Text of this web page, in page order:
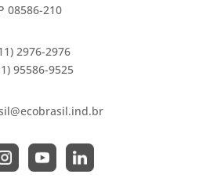
08586-210
2976-2976
95586-9525